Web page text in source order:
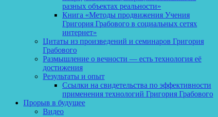
разных объектах реальности»
Книга «Методы продвижения Учения
Григория Грабового в социальных сетях
интернет»
Цитаты из произведений и семинаров Григория
Грабового
Размышление о вечности — есть технология её
достижения
Результаты и опыт
Ссылки на свидетельства по эффективности
применения технологий Григория Грабового
Прорыв в будущее
Видео